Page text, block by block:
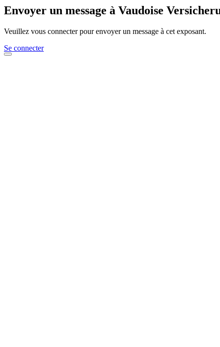
Envoyer un message à Vaudoise
Veuillez vous connecter pour envoyer un message à cet exposant.
Se connecter